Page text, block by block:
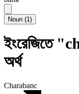
Noun (1)
ইংরেজিতে
অর্থ
Charabanc